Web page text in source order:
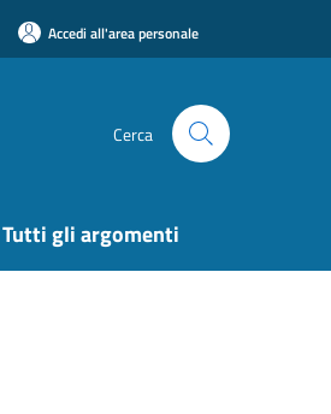
Accedi all'area personale
Cerca
Tutti gli argomenti